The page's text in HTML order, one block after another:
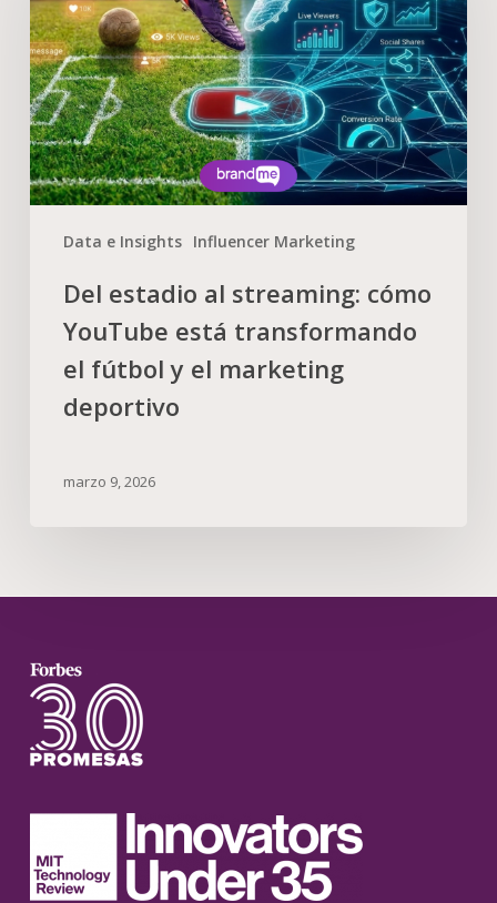
Data e Insights Influencer Marketing
Del estadio al streaming: cómo
YouTube está transformando
el fútbol y el marketing
deportivo
marzo 9, 2026